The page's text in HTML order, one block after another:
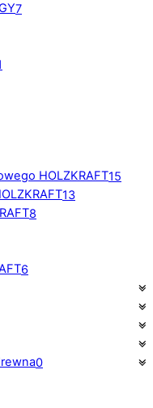
7
HOLZKRAFT15
13
8
6
0